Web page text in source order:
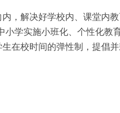
解决好学校内、课堂内
小学实施小班化、个性化教
在校时间的弹性制，提倡